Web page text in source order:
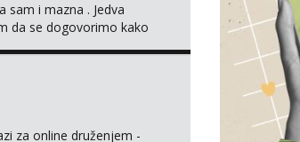
sam i mazna . Jedva
da se dogovorimo kako
za online druženjem -